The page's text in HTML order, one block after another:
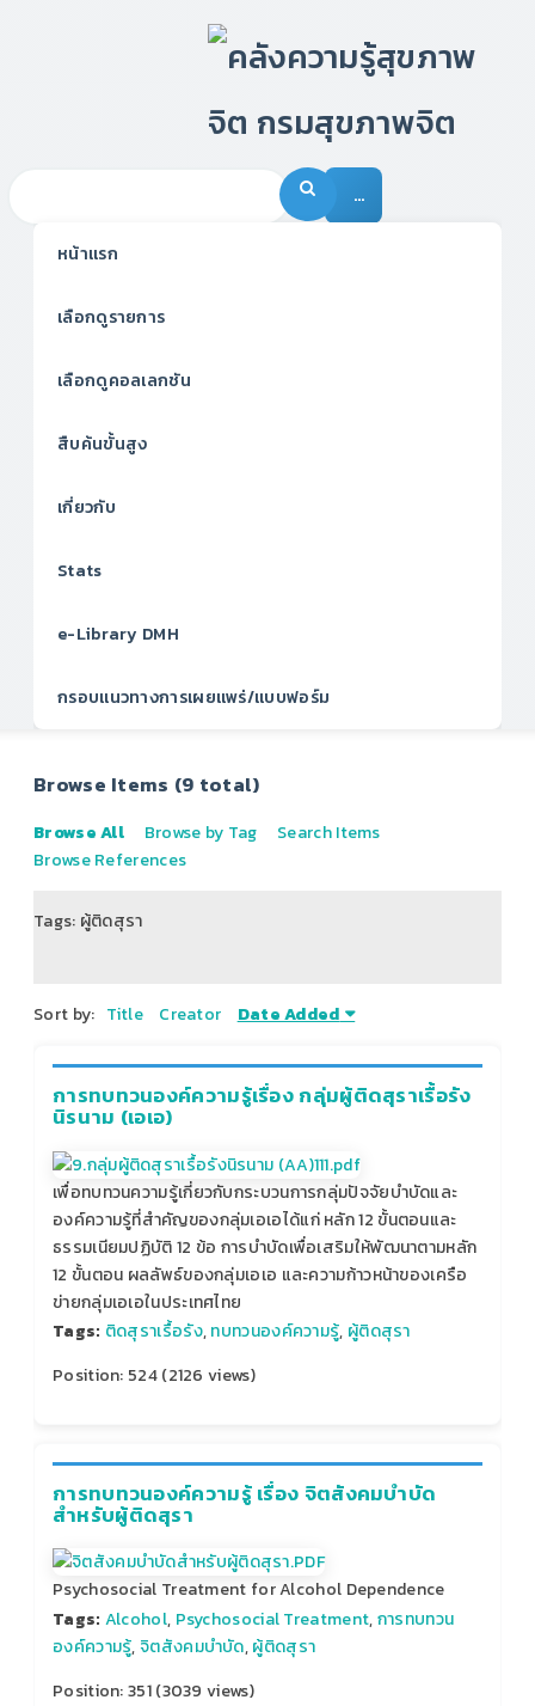
…
หน้าแรก
เลือกดูรายการ
เลือกดูคอลเลกชัน
สืบค้นขั้นสูง
เกี่ยวกับ
Stats
e-Library DMH
กรอบแนวทางการเผยแพร่/แบบฟอร์ม
Browse Items (9 total)
Browse All Browse by Tag
Search Items
Browse References
Tags: ผู้ติดสุรา
Sort by: Title Creator Date Added
การทบทวนองค์ความรู้เรื่อง กลุ่มผู้ติดสุราเรื้อรัง
นิรนาม (เอเอ)
เพื่อทบทวนความรู้เกี่ยวกับกระบวนการกลุ่มปัจจัยบำบัดและ
องค์ความรู้ที่สำคัญของกลุ่มเอเอได้แก่ หลัก 12 ขั้นตอนและ
ธรรมเนียมปฏิบัติ 12 ข้อ การบำบัดเพื่อเสริมให้พัฒนาตามหลัก
12 ขั้นตอน ผลลัพธ์ของกลุ่มเอเอ และความก้าวหน้าของเครือ
ข่ายกลุ่มเอเอในประเทศไทย
Tags: ติดสุราเรื้อรัง,ทบทวนองค์ความรู้, ผู้ติดสุรา
Position: 524(2126 views)
การทบทวนองค์ความรู้ เรื่อง จิตสังคมบำบัด
สำหรับผู้ติดสุรา
Psychosocial Treatment for Alcohol Dependence
Tags: Alcohol, Psychosocial Treatment,การทบทวน
องค์ความรู้,จิตสังคมบำบัด,ผู้ติดสุรา
Position:351(3039 views)